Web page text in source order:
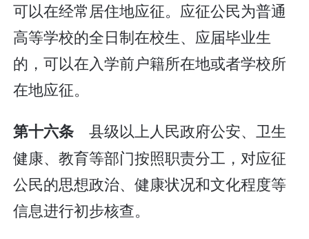
可以在经常居住地应征。应征公民为普通
高等学校的全日制在校生、应届毕业生
的，可以在入学前户籍所在地或者学校所
在地应征。
第十六条 县级以上人民政府公安、卫生
健康、教育等部门按照职责分工，对应征
公民的思想政治、健康状况和文化程度等
信息进行初步核查。